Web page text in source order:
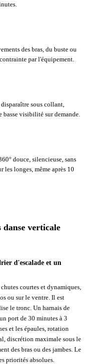
des bras, du buste ou
par l'équipement.
sous collant,
basse visibilité sur demande.
douce, silencieuse, sans
les longes, même après 10
verticale
d'escalade et un
courtes et dynamiques,
ou sur le ventre. Il est
le tronc. Un harnais de
port de 30 minutes à 3
et les épaules, rotation
discrétion maximale sous le
des bras ou des jambes. Le
priorités absolues.